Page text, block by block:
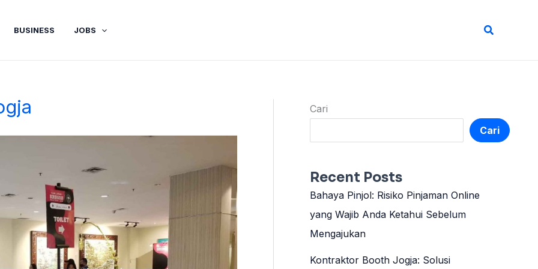
BUSINESS JOBS Cari
Cari
Cari
Recent Posts
Bahaya Pinjol: Risiko Pinjaman Online
yang Wajib Anda Ketahui Sebelum
Mengajukan
Kontraktor Booth Jogja: Solusi